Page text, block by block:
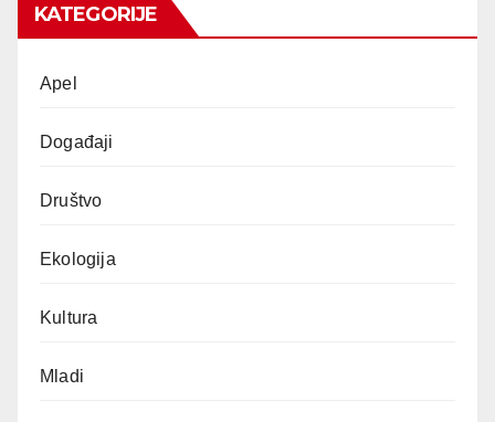
KATEGORIJE
Apel
Događaji
Društvo
Ekologija
Kultura
Mladi